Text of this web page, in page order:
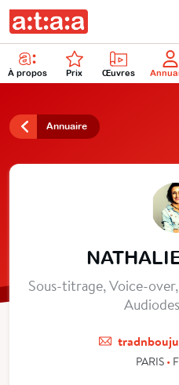
À propos Prix Œuvres
Annuaire
Sous-titrage, Voice-
PARIS •